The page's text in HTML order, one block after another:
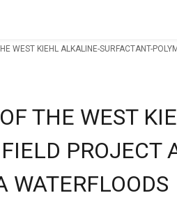
WEST KIEHL ALKALINE-SURFACTANT-
THE WEST